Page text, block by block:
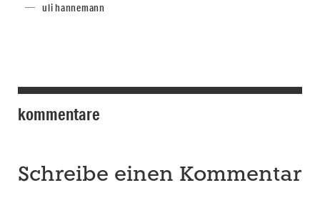
uli hannemann
kommentare
Schreibe einen Kommentar